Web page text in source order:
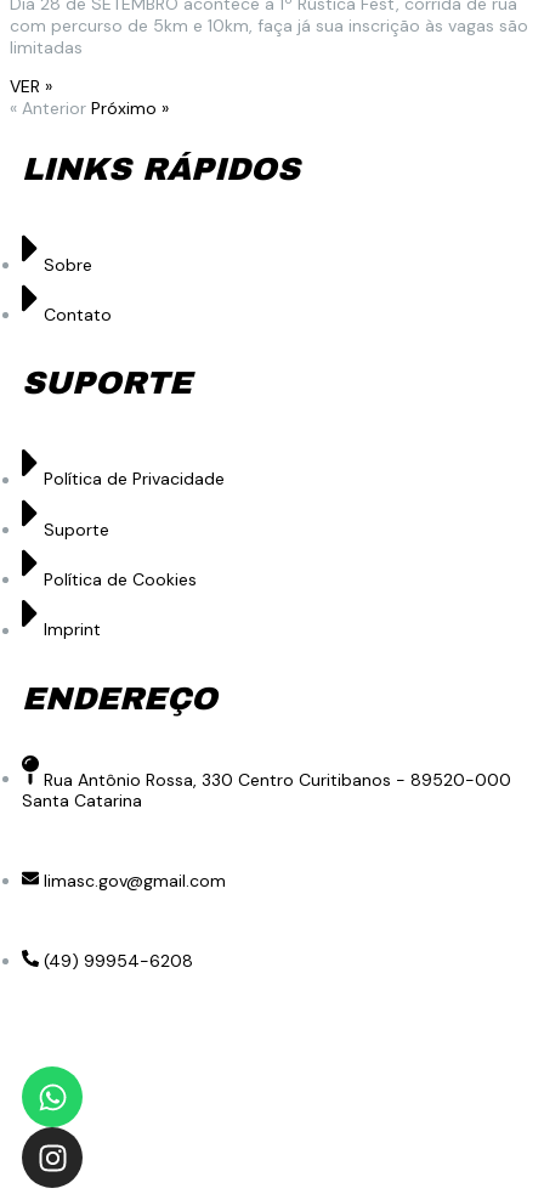
com percurso de 5km e 10km, faça já sua inscrição às vagas são
limitadas
VER »
« Anterior Próximo »
LINKS RÁPIDOS
Sobre
Contato
SUPORTE
Política de Privacidade
Suporte
Política de Cookies
Imprint
ENDEREÇO
Rua Antônio Rossa, 330 Centro Curitibanos - 89520-000
Santa Catarina
limasc.gov@gmail.com
(49) 99954-6208